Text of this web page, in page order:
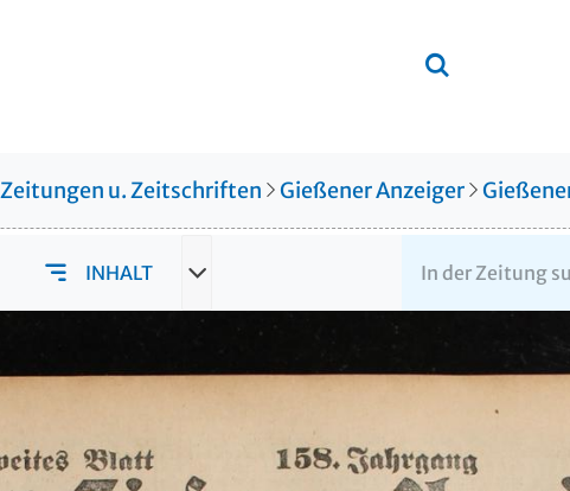
Zeitungen u. Zeitschriften Gießener Anzeiger
INHALT